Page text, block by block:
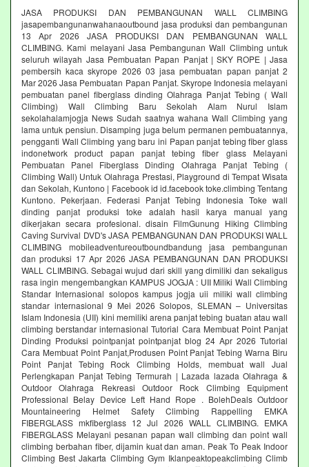
JASA PRODUKSI DAN PEMBANGUNAN WALL CLIMBING
jasapembangunanwahanaoutbound jasa produksi dan pembangunan
13 Apr 2026 JASA PRODUKSI DAN PEMBANGUNAN WALL
CLIMBING. Kami melayani Jasa Pembangunan Wall Climbing untuk
seluruh wilayah Jasa Pembuatan Papan Panjat | SKY ROPE | Jasa
pembersih kaca skyrope 2026 03 jasa pembuatan papan panjat 2
Mar 2026 Jasa Pembuatan Papan Panjat. Skyrope Indonesia melayani
pembuatan panel fiberglass dinding Olahraga Panjat Tebing ( Wall
Climbing) Wall Climbing Baru Sekolah Alam Nurul Islam
sekolahalamjogja News Sudah saatnya wahana Wall Climbing yang
lama untuk pensiun. Disamping juga belum permanen pembuatannya,
pengganti Wall Climbing yang baru ini Papan panjat tebing fiber glass
indonetwork product papan panjat tebing fiber glass Melayani
Pembuatan Panel Fiberglass Dinding Olahraga Panjat Tebing (
Climbing Wall) Untuk Olahraga Prestasi, Playground di Tempat Wisata
dan Sekolah, Kuntono | Facebook id id.facebook toke.climbing Tentang
Kuntono. Pekerjaan. Federasi Panjat Tebing Indonesia Toke wall
dinding panjat produksi toke adalah hasil karya manual yang
dikerjakan secara profesional. disain FilmGunung Hiking Climbing
Caving Survival DVD's JASA PEMBANGUNAN DAN PRODUKSI WALL
CLIMBING mobileadventureoutboundbandung jasa pembangunan
dan produksi 17 Apr 2026 JASA PEMBANGUNAN DAN PRODUKSI
WALL CLIMBING. Sebagai wujud dari skill yang dimiliki dan sekaligus
rasa ingin mengembangkan KAMPUS JOGJA : UII Miliki Wall Climbing
Standar Internasional solopos kampus jogja uii miliki wall climbing
standar internasional 9 Mei 2026 Solopos, SLEMAN – Universitas
Islam Indonesia (UII) kini memiliki arena panjat tebing buatan atau wall
climbing berstandar internasional Tutorial Cara Membuat Point Panjat
Dinding Produksi pointpanjat pointpanjat blog 24 Apr 2026 Tutorial
Cara Membuat Point Panjat,Produsen Point Panjat Tebing Warna Biru
Point Panjat Tebing Rock Climbing Holds, membuat wall Jual
Perlengkapan Panjat Tebing Termurah | Lazada lazada Olahraga &
Outdoor Olahraga Rekreasi Outdoor Rock Climbing Equipment
Professional Belay Device Left Hand Rope . BolehDeals Outdoor
Mountaineering Helmet Safety Climbing Rappelling EMKA
FIBERGLASS mkfiberglass 12 Jul 2026 WALL CLIMBING. EMKA
FIBERGLASS Melayani pesanan papan wall climbing dan point wall
climbing berbahan fiber, dijamin kuat dan aman. Peak To Peak Indoor
Climbing Best Jakarta Climbing Gym‎ Iklanpeaktopeakclimbing Climb